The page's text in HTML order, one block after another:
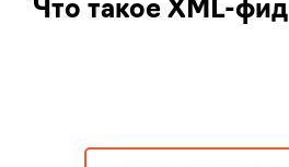
Что такое XML-фид